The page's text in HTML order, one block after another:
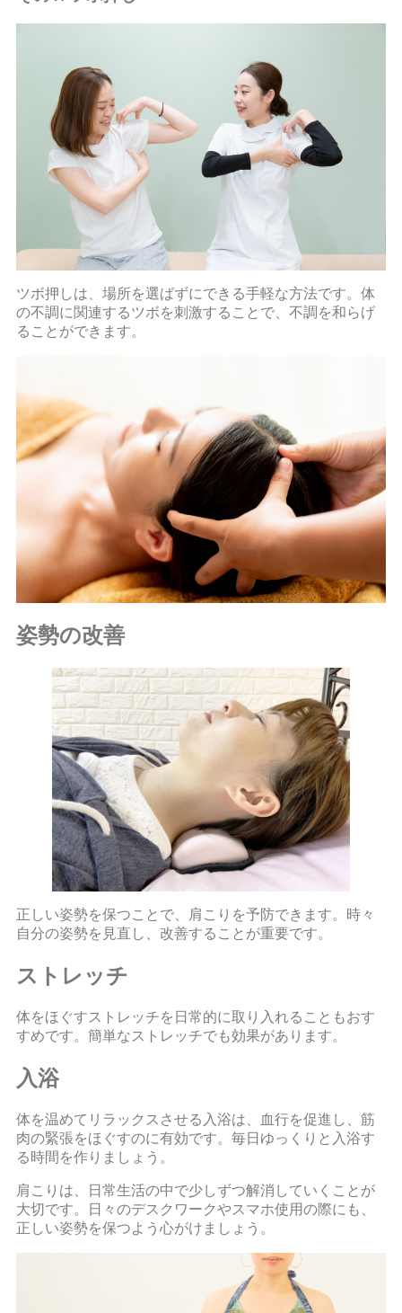
ツボ押しは、場所を選ばずにできる手軽な方法です。体
の不調に関連するツボを刺激することで、不調を和らげ
ることができます。
姿勢の改善
正しい姿勢を保つことで、肩こりを予防できます。時々
自分の姿勢を見直し、改善することが重要です。
ストレッチ
体をほぐすストレッチを日常的に取り入れることもおす
すめです。簡単なストレッチでも効果があります。
入浴
体を温めてリラックスさせる入浴は、血行を促進し、筋
肉の緊張をほぐすのに有効です。毎日ゆっくりと入浴す
る時間を作りましょう。
肩こりは、日常生活の中で少しずつ解消していくことが
大切です。日々のデスクワークやスマホ使用の際にも、
正しい姿勢を保つよう心がけましょう。